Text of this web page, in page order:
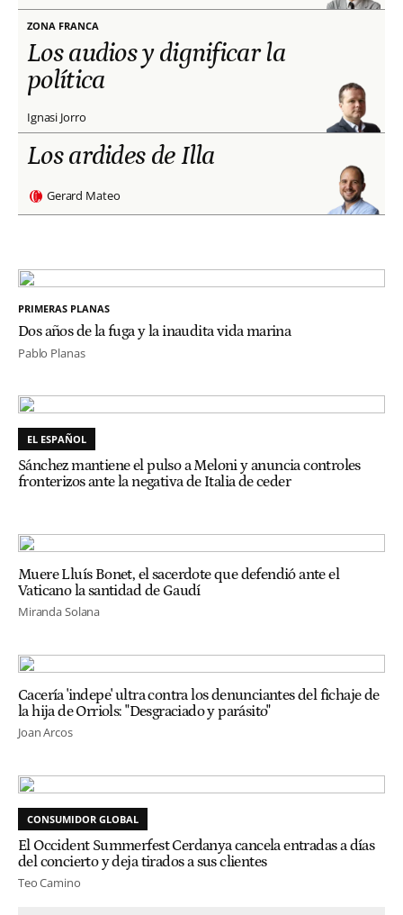
ZONA FRANCA
Los audios y dignificar la
política
Ignasi Jorro
Los ardides de Illa
Gerard Mateo
PRIMERAS PLANAS
Dos años de la fuga y la inaudita vida marina
Pablo Planas
EL ESPAÑOL
Sánchez mantiene el pulso a Meloni y anuncia controles
fronterizos ante la negativa de Italia de ceder
Muere Lluís Bonet, el sacerdote que defendió ante el
Vaticano la santidad de Gaudí
Miranda Solana
Cacería 'indepe' ultra contra los denunciantes del fichaje de
la hija de Orriols: "Desgraciado y parásito"
Joan Arcos
CONSUMIDOR GLOBAL
El Occident Summerfest Cerdanya cancela entradas a días
del concierto y deja tirados a sus clientes
Teo Camino